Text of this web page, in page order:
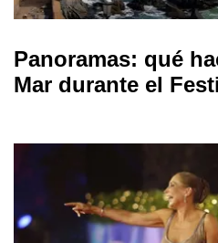
Panoramas: qué
Mar durante el